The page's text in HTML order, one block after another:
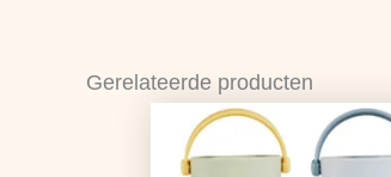
Gerelateerde producten
Oorspronkelijke
was:
Huidige
prijs
is: